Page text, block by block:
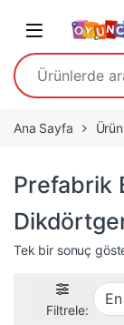
Open
Ara:
Ana Sayfa
Prefabrik
Tek bir sonuç
Filtrele: